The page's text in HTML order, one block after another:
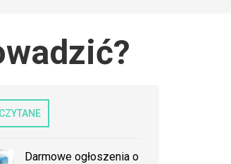
Darmowe ogłoszenia o